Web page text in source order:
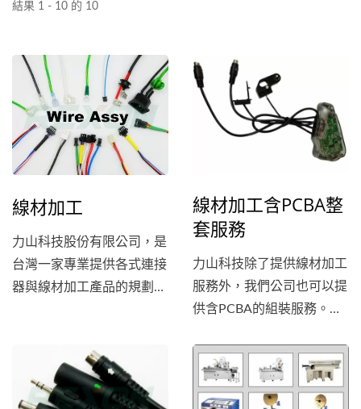
結果 1 - 10 的 10
線材加工
力山科技股份有限公司，是
台灣一家專業提供各式連接
器與線材加工產品的規劃、
生產，為客戶提供最佳的質
量、服務以及最具競爭力的
價格，同時提供全方位的解
線材加工含PCBA整
套服務
力山科技除了提供線材加工
服務外，我們公司也可以提
供含PCBA的組裝服務。我
現代化的製造設備，可以根
據客戶的要求，完成從PCB
板設計到PCBA組裝的全套